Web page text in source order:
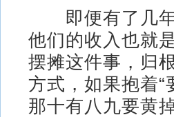
即便有了几年
他们的收入也就
摆摊这件事，归
方式，如果抱着“
那十有八九要黄掉